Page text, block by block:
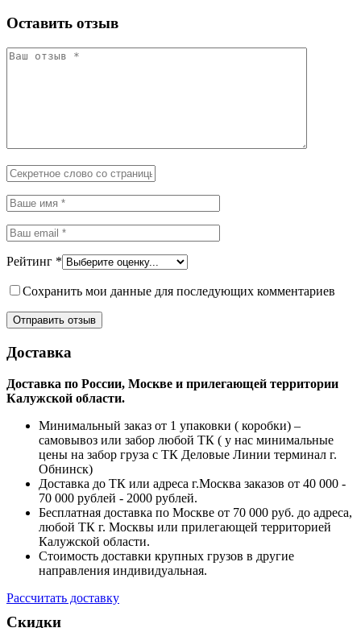
Оставить отзыв
Рейтинг *
Сохранить мои данные для последующих комментариев
Доставка
Доставка по России, Москве и прилегающей территории
Калужской области.
Минимальный заказ от 1 упаковки ( коробки) –
самовывоз или забор любой ТК ( у нас минимальные
цены на забор груза с ТК Деловые Линии терминал г.
Обнинск)
Доставка до ТК или адреса г.Москва заказов от 40 000 -
70 000 рублей - 2000 рублей.
Бесплатная доставка по Москве от 70 000 руб. до адреса,
любой ТК г. Москвы или прилегающей территорией
Калужской области.
Стоимость доставки крупных грузов в другие
направления индивидуальная.
Рассчитать доставку
Скидки